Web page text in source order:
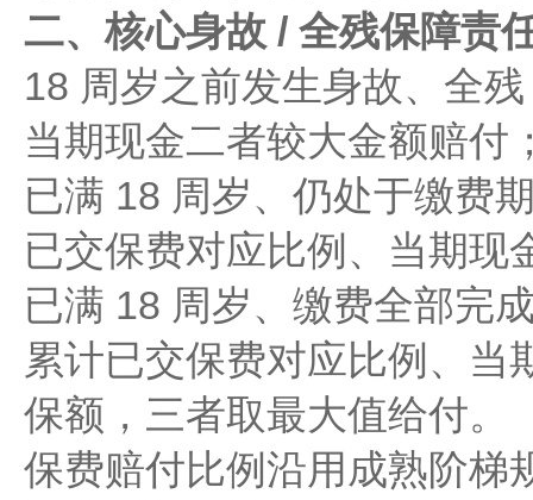
二、核心身故 / 全残保障责
18 周岁之前发生身故、全
当期现金二者较大金额赔付
已满 18 周岁、仍处于缴费
已交保费对应比例、当期现
已满 18 周岁、缴费全部完
累计已交保费对应比例、当
保额，三者取最大值给付。
保费赔付比例沿用成熟阶梯